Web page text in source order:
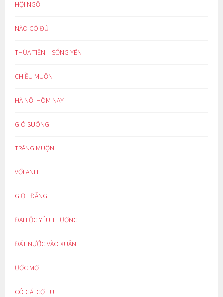
HỘI NGỘ
NÀO CÓ ĐỦ
THỪA TIỀN – SỐNG YÊN
CHIỀU MUỘN
HÀ NỘI HÔM NAY
GIÓ SUÔNG
TRĂNG MUỘN
VỚI ANH
GIỌT ĐẮNG
ĐẠI LỘC YÊU THƯƠNG
ĐẤT NƯỚC VÀO XUÂN
ƯỚC MƠ
CÔ GÁI CƠ TU